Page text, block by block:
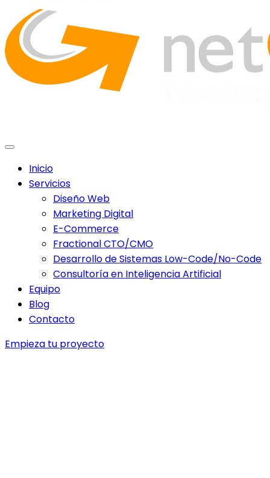
Inicio
Servicios
Diseño Web
Marketing Digital
E-Commerce
Fractional CTO/CMO
Desarrollo de Sistemas Low-Code/No-Code
Consultoría en Inteligencia Artificial
Equipo
Blog
Contacto
Empieza tu proyecto